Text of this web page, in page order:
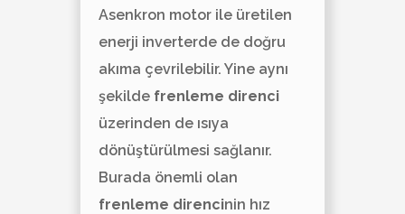
Asenkron motor ile üretilen
enerji inverterde de doğru
akıma çevrilebilir. Yine aynı
şekilde frenleme direnci
üzerinden de ısıya
dönüştürülmesi sağlanır.
Burada önemli olan
frenleme direncinin hız